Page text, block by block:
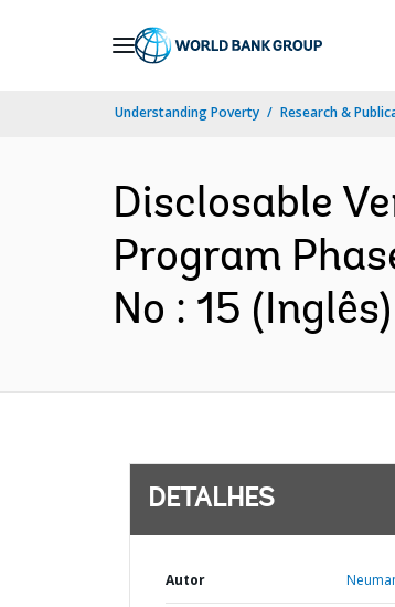
Understanding Poverty Research &
Disclosable
Program
No : 15 (Inglês)
DETALHES
Autor